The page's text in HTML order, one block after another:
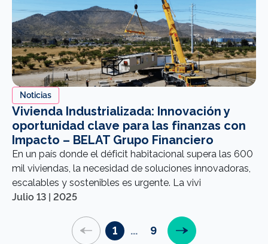
Noticias
Vivienda Industrializada: Innovación y
oportunidad clave para las finanzas con
Impacto – BELAT Grupo Financiero
En un país donde el déficit habitacional supera las 600
mil viviendas, la necesidad de soluciones innovadoras,
escalables y sostenibles es urgente. La vivi
Julio 13 | 2025
1 ... 9